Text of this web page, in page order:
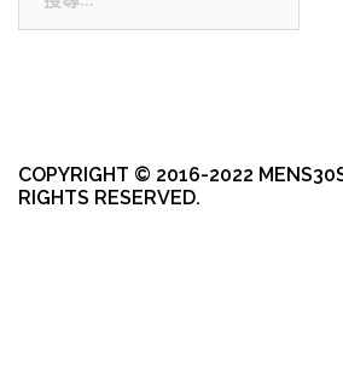
COPYRIGHT © 2016-2022
RIGHTS RESERVED.